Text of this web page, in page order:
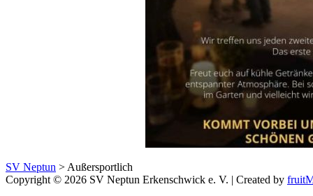
SV Neptun > Außersportlich
Copyright © 2026 SV Neptun Erkenschwick e. V. | Created by